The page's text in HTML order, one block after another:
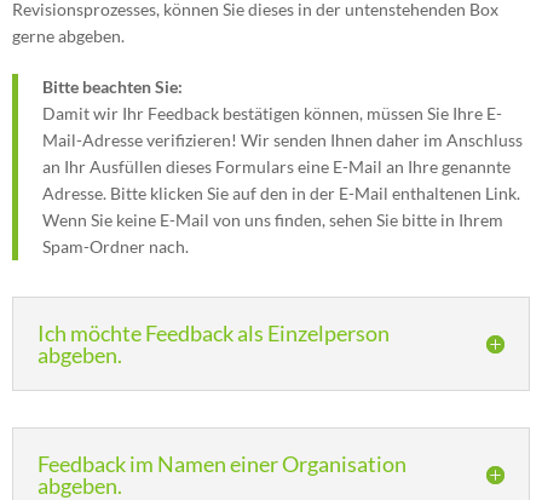
Revisionsprozesses, können Sie dieses in der untenstehenden Box
gerne abgeben.
Bitte beachten Sie:
Damit wir Ihr Feedback bestätigen können, müssen Sie Ihre E-
Mail-Adresse verifizieren! Wir senden Ihnen daher im Anschluss
an Ihr Ausfüllen dieses Formulars eine E-Mail an Ihre genannte
Adresse. Bitte klicken Sie auf den in der E-Mail enthaltenen Link.
Wenn Sie keine E-Mail von uns finden, sehen Sie bitte in Ihrem
Spam-Ordner nach.
Ich möchte Feedback als Einzelperson
abgeben.
Feedback im Namen einer Organisation
abgeben.